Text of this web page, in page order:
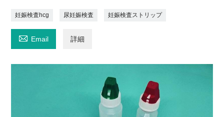
妊娠検査hcg 尿妊娠検査 妊娠検査ストリップ
 Email 詳細